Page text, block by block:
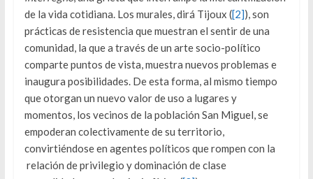
de la vida cotidiana. Los murales, dirá Tijoux ([2]), son
prácticas de resistencia que muestran el sentir de una
comunidad, la que a través de un arte socio-político
comparte puntos de vista, muestra nuevos problemas e
inaugura posibilidades. De esta forma, al mismo tiempo
que otorgan un nuevo valor de uso a lugares y
momentos, los vecinos de la población San Miguel, se
empoderan colectivamente de su territorio,
convirtiéndose en agentes políticos que rompen con la
relación de privilegio y dominación de clase